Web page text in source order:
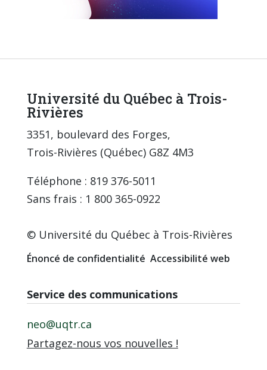
Université du Québec à Trois-
Rivières
3351, boulevard des Forges,
Trois-Rivières (Québec) G8Z 4M3
Téléphone : 819 376-5011
Sans frais : 1 800 365-0922
© Université du Québec à Trois-Rivières
Énoncé de confidentialité Accessibilité web
Service des communications
neo@uqtr.ca
Partagez-nous vos nouvelles !